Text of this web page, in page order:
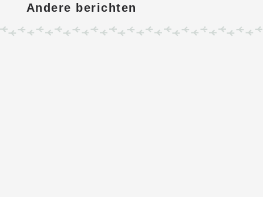
Andere berichten